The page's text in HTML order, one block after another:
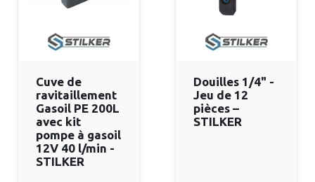
Cuve de
ravitaillement
Gasoil PE 200L
avec kit
pompe à gasoil
12V 40 l/min -
STILKER
Douilles 1/4" -
Jeu de 12
pièces –
STILKER